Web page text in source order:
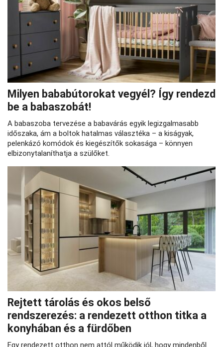
Milyen bababútorokat vegyél? Így rendezd
be a babaszobát!
A babaszoba tervezése a babavárás egyik legizgalmasabb
időszaka, ám a boltok hatalmas választéka – a kiságyak,
pelenkázó komódok és kiegészítők sokasága – könnyen
elbizonytalaníthatja a szülőket.
Rejtett tárolás és okos belső
rendszerezés: a rendezett otthon titka a
konyhában és a fürdőben
Egy rendezett otthon nem attól működik jól, hogy mindenből